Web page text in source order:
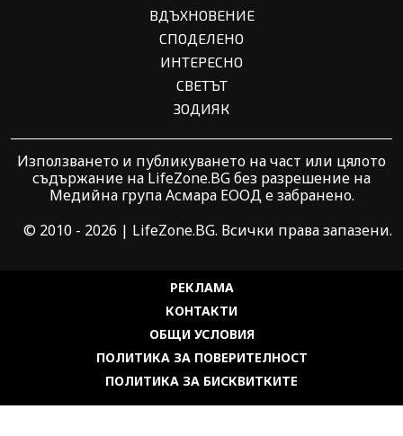
ВДЪХНОВЕНИЕ
СПОДЕЛЕНО
ИНТЕРЕСНО
СВЕТЪТ
ЗОДИЯК
Използването и публикуването на част или цялото
съдържание на LifeZone.BG без разрешение на
Медийна група Асмара ЕООД е забранено.
© 2010 - 2026 | LifeZone.BG. Всички права запазени.
РЕКЛАМА
КОНТАКТИ
ОБЩИ УСЛОВИЯ
ПОЛИТИКА ЗА ПОВЕРИТЕЛНОСТ
ПОЛИТИКА ЗА БИСКВИТКИТЕ